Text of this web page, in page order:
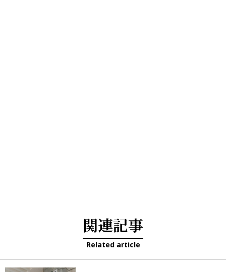
関連記事
Related article